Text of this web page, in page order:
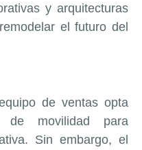
y arquitecturas
el futuro del
de ventas opta
de movilidad para
Sin embargo, el